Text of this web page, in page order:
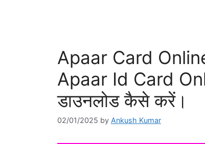
Apaar Card
Apaar Id Card
डाउनलोड कैसे करें।
02/01/2025 by Ankush Kumar